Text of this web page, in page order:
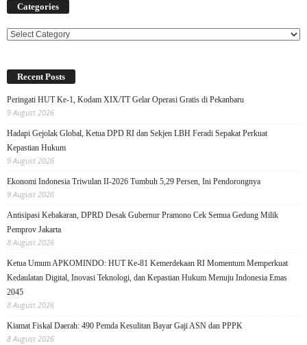
Categories
Categories
Recent Posts
Peringati HUT Ke-1, Kodam XIX/TT Gelar Operasi Gratis di Pekanbaru
9 August 2026
Hadapi Gejolak Global, Ketua DPD RI dan Sekjen LBH Feradi Sepakat Perkuat
Kepastian Hukum
9 August 2026
Ekonomi Indonesia Triwulan II-2026 Tumbuh 5,29 Persen, Ini Pendorongnya
9 August 2026
Antisipasi Kebakaran, DPRD Desak Gubernur Pramono Cek Semua Gedung Milik
Pemprov Jakarta
8 August 2026
Ketua Umum APKOMINDO: HUT Ke-81 Kemerdekaan RI Momentum Memperkuat
Kedaulatan Digital, Inovasi Teknologi, dan Kepastian Hukum Menuju Indonesia Emas
2045
8 August 2026
Kiamat Fiskal Daerah: 490 Pemda Kesulitan Bayar Gaji ASN dan PPPK
8 August 2026